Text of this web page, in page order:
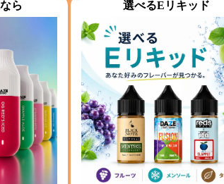
ら 選べるEリキッド